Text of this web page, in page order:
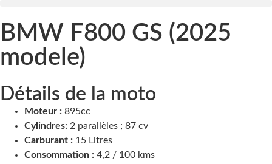
BMW F800 GS (2025
modele)
Détails de la moto
Moteur : 895cc
Cylindres: 2 parallèles ; 87 cv
Carburant : 15 Litres
Consommation : 4,2 / 100 kms